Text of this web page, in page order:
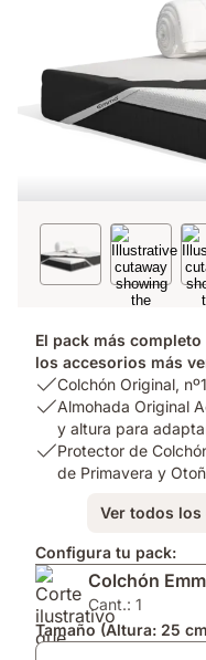
El pack más
los accesorios más
USP
1:
Colchón
Original,
Consumidor
2025.
Colchón Original,
USP
Almohada
Original
en
firmeza
y
altura
para
Almohada Original
y altura para
USP
Impermeable
y
Edredón
Emma
de
Protector de
de Primavera y
Ver todos
Configura tu pack:
Colchón
Cant.: 1
Tamaño (Altura: 25